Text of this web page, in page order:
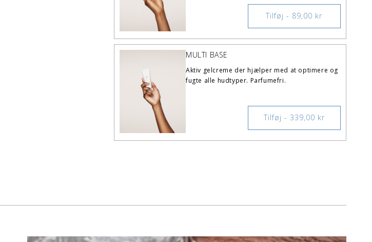
Tilføj - 89,00 kr
MULTI BASE
Aktiv gelcreme der hjælper med at optimere og
fugte alle hudtyper. Parfumefri.
Tilføj - 339,00 kr